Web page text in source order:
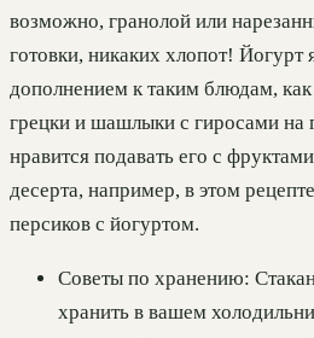
возможно, гранолой или
готовки, никаких хлопот! Йогурт
дополнением к таким блюдам,
грецки и шашлыки с гиросами на
нравится подавать его с
десерта, например, в этом
персиков с йогуртом.
Советы по хранению:
хранить в вашем